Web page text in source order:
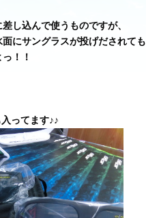
し込んで使うものですが、
にサングラスが投げだされても
！！
ってます♪♪